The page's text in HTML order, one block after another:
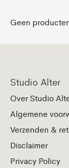
Geen
Studio Alter
Over Studio
Algemene
Verzenden &
Disclaimer
Privacy Policy